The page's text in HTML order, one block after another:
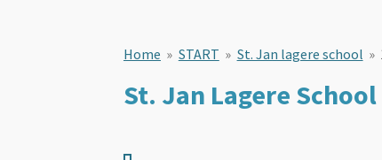
Home » START » St. Jan lagere school »
St. Jan Lagere School